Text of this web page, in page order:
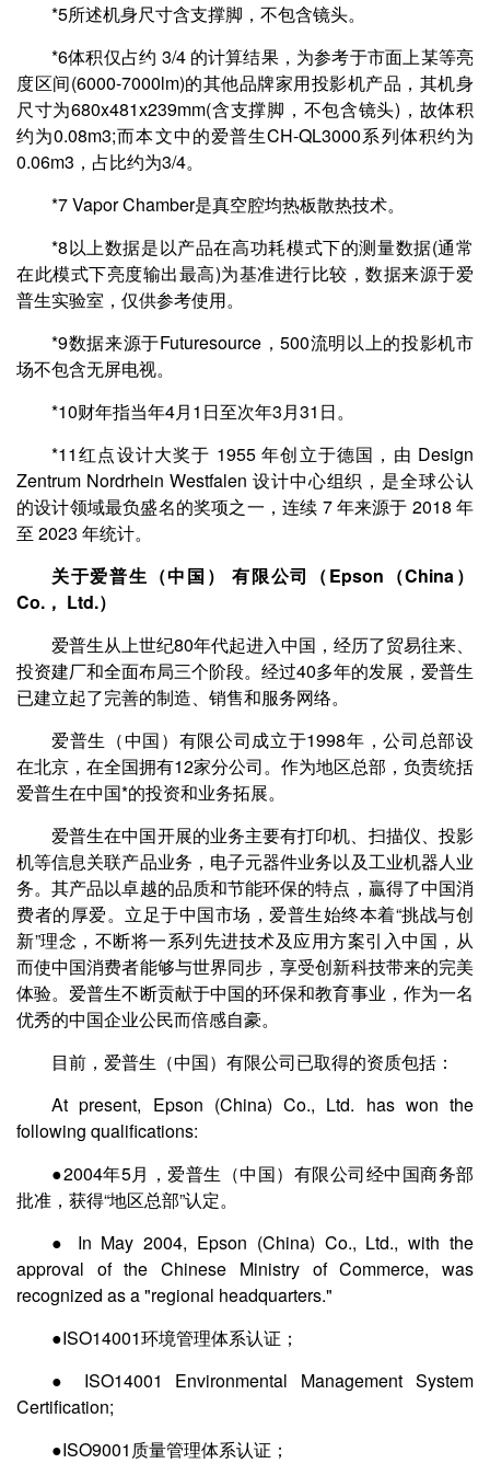
*5所述机身尺寸含支撑脚，不包含镜头。
*6体积仅占约 3/4 的计算结果，为参考于市面上某等亮
度区间(6000-7000lm)的其他品牌家用投影机产品，其机身
尺寸为680x481x239mm(含支撑脚，不包含镜头)，故体积
约为0.08m3;而本文中的爱普生CH-QL3000系列体积约为
0.06m3，占比约为3/4。
*7 Vapor Chamber是真空腔均热板散热技术。
*8以上数据是以产品在高功耗模式下的测量数据(通常
在此模式下亮度输出最高)为基准进行比较，数据来源于爱
普生实验室，仅供参考使用。
*9数据来源于Futuresource，500流明以上的投影机市
场不包含无屏电视。
*10财年指当年4月1日至次年3月31日。
*11红点设计大奖于 1955 年创立于德国，由 Design
Zentrum Nordrhein Westfalen 设计中心组织，是全球公认
的设计领域最负盛名的奖项之一，连续 7 年来源于 2018 年
至 2023 年统计。
关于爱普生（中国） 有限公司（Epson（China）
Co.， Ltd.）
爱普生从上世纪80年代起进入中国，经历了贸易往来、
投资建厂和全面布局三个阶段。经过40多年的发展，爱普生
已建立起了完善的制造、销售和服务网络。
爱普生（中国）有限公司成立于1998年，公司总部设
在北京，在全国拥有12家分公司。作为地区总部，负责统括
爱普生在中国*的投资和业务拓展。
爱普生在中国开展的业务主要有打印机、扫描仪、投影
机等信息关联产品业务，电子元器件业务以及工业机器人业
务。其产品以卓越的品质和节能环保的特点，贏得了中国消
费者的厚爱。立足于中国市场，爱普生始终本着“挑战与创
新”理念，不断将一系列先进技术及应用方案引入中国，从
而使中国消费者能够与世界同步，享受创新科技带来的完美
体验。爱普生不断贡献于中国的环保和教育事业，作为一名
优秀的中国企业公民而倍感自豪。
目前，爱普生（中国）有限公司已取得的资质包括：
At present, Epson (China) Co., Ltd. has won the
following qualifications:
●2004年5月，爱普生（中国）有限公司经中国商务部
批准，获得“地区总部”认定。
● In May 2004, Epson (China) Co., Ltd., with the
approval of the Chinese Ministry of Commerce, was
recognized as a "regional headquarters."
●ISO14001环境管理体系认证；
● ISO14001 Environmental Management System
Certification;
●ISO9001质量管理体系认证；